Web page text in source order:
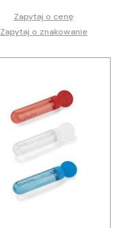
Zapytaj o cenę
Zapytaj o znakowanie